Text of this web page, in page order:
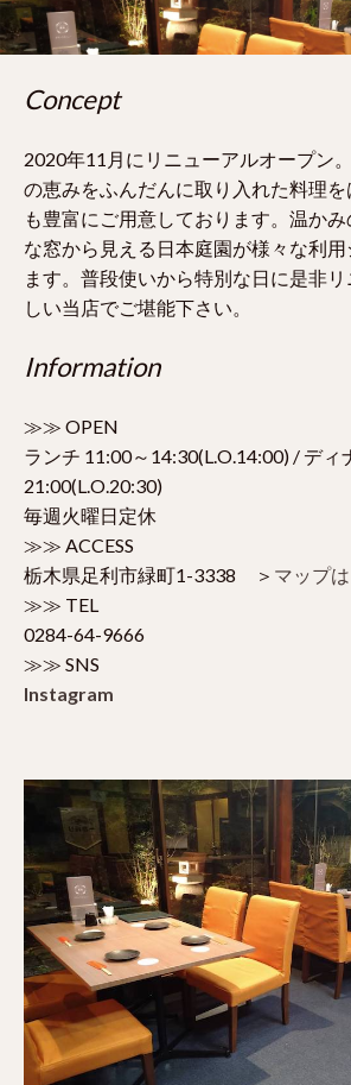
Concept
2020年11月にリニューアルオープン
の恵みをふんだんに取り入れた料理
も豊富にご用意しております。温か
な窓から見える日本庭園が様々な利
ます。普段使いから特別な日に是非
しい当店でご堪能下さい。
Information
≫≫ OPEN
ランチ 11:00～14:30(L.O.14:00) / ディ
21:00(L.O.20:30)
毎週火曜日定休
≫≫ ACCESS
栃木県足利市緑町1-3338 ＞ マップ
≫≫ TEL
0284-64-9666
≫≫ SNS
Instagram